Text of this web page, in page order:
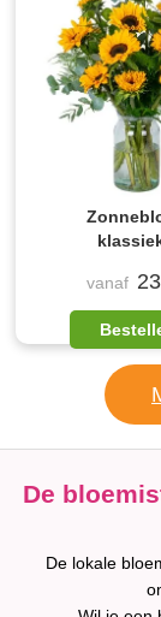
vanaf
De
De lokale